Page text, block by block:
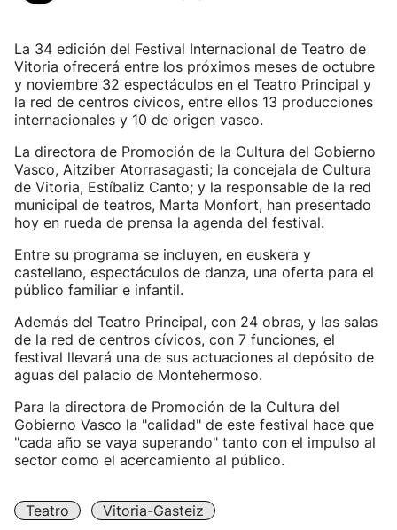
La 34 edición del Festival Internacional de Teatro de
Vitoria ofrecerá entre los próximos meses de octubre
y noviembre 32 espectáculos en el Teatro Principal y
la red de centros cívicos, entre ellos 13 producciones
internacionales y 10 de origen vasco.
La directora de Promoción de la Cultura del Gobierno
Vasco, Aitziber Atorrasagasti; la concejala de Cultura
de Vitoria, Estíbaliz Canto; y la responsable de la red
municipal de teatros, Marta Monfort, han presentado
hoy en rueda de prensa la agenda del festival.
Entre su programa se incluyen, en euskera y
castellano, espectáculos de danza, una oferta para el
público familiar e infantil.
Además del Teatro Principal, con 24 obras, y las salas
de la red de centros cívicos, con 7 funciones, el
festival llevará una de sus actuaciones al depósito de
aguas del palacio de Montehermoso.
Para la directora de Promoción de la Cultura del
Gobierno Vasco la "calidad" de este festival hace que
"cada año se vaya superando" tanto con el impulso al
sector como el acercamiento al público.
Teatro Vitoria-Gasteiz